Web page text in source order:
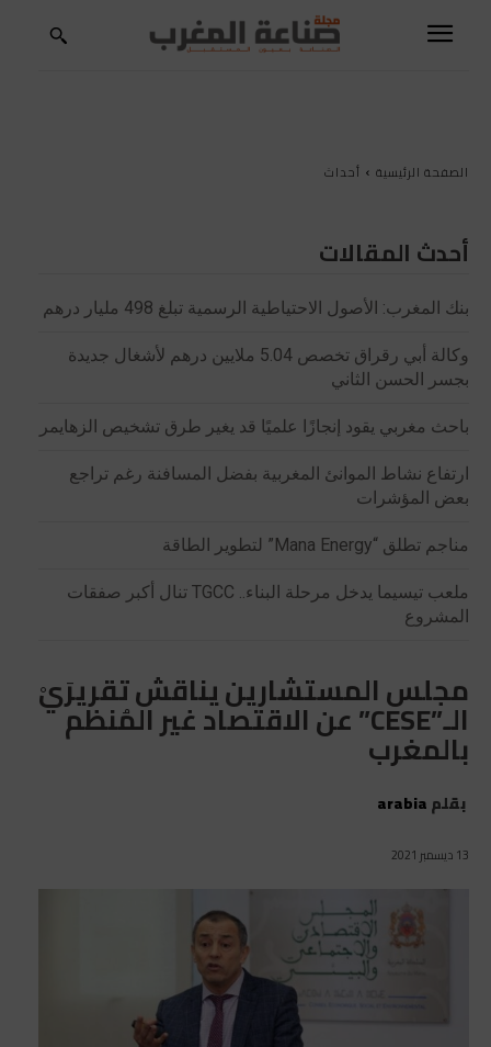
الصفحة الرئيسية أحداث
أحدث المقالات
بنك المغرب: الأصول الاحتياطية الرسمية تبلغ 498 مليار درهم
وكالة أبي رقراق تخصص 5.04 ملايين درهم لأشغال جديدة
بجسر الحسن الثاني
باحث مغربي يقود إنجازًا علميًا قد يغير طرق تشخيص الزهايمر
ارتفاع نشاط الموانئ المغربية بفضل المسافنة رغم تراجع
بعض المؤشرات
مناجم تطلق “Mana Energy” لتطوير الطاقة
ملعب تيسيما يدخل مرحلة البناء.. TGCC تنال أكبر صفقات
المشروع
مجلس المستشارين يناقش تقريرَيْ
الـ”CESE” عن الاقتصاد غير المُنظم
بالمغرب
بقلمarabia
13 ديسمبر 2021